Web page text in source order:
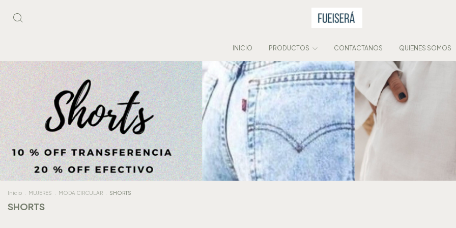
INICIO PRODUCTOS CONTACTANOS QUIENES SOMOS
Inicio MUJERES MODA CIRCULAR SHORTS
SHORTS